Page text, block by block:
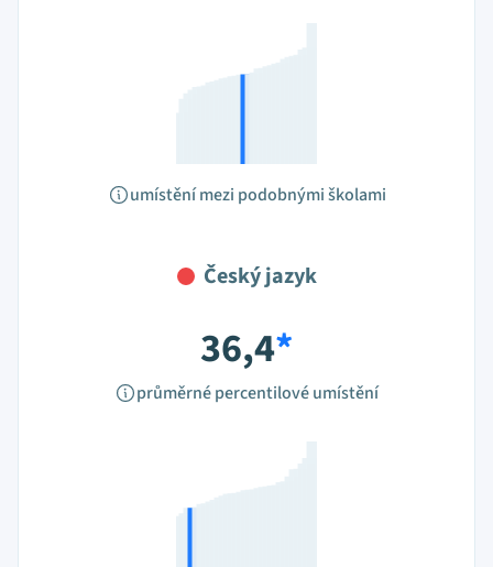
umístění mezi podobnými školami
Český jazyk
36,4*
průměrné percentilové umístění